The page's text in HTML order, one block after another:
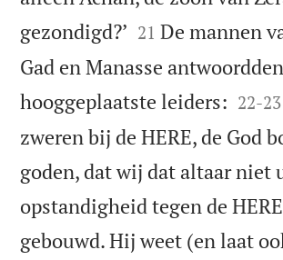
gezondigd?’ 

21 De mannen
Gad en Manasse
hooggeplaatste leiders: 

22-23
zweren bij de HERE, de God
goden, dat wij dat altaar niet
opstandigheid tegen de
gebouwd. Hij weet (en laat